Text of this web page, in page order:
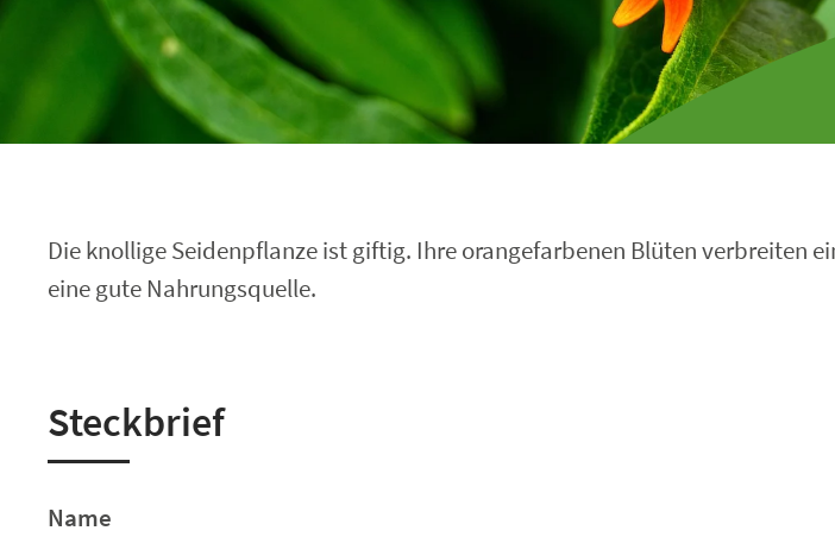
Die knollige Seidenpflanze ist giftig. Ihre orangefarbenen Blüten verbreiten
eine gute Nahrungsquelle.
Steckbrief
Name